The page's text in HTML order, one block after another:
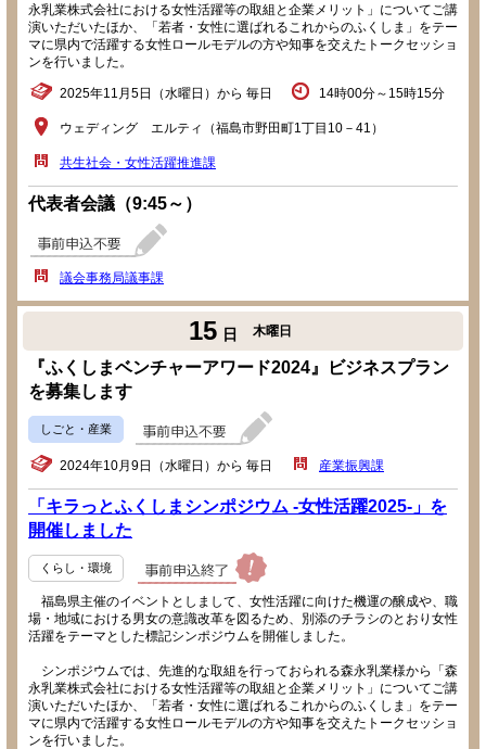
永乳業株式会社における女性活躍等の取組と企業メリット」についてご講
演いただいたほか、「若者・女性に選ばれるこれからのふくしま」をテー
マに県内で活躍する女性ロールモデルの方や知事を交えたトークセッショ
ンを行いました。
2025年11月5日（水曜日）から 毎日 14時00分～15時15分
ウェディング エルティ（福島市野田町1丁目10－41）
共生社会・女性活躍推進課
代表者会議（9:45～）
議会事務局議事課
15 日 木曜日
『ふくしまベンチャーアワード2024』ビジネスプラン
を募集します
しごと・産業
2024年10月9日（水曜日）から 毎日 産業振興課
「キラっとふくしまシンポジウム -女性活躍2025-」を
開催しました
くらし・環境
福島県主催のイベントとしまして、女性活躍に向けた機運の醸成や、職
場・地域における男女の意識改革を図るため、別添のチラシのとおり女性
活躍をテーマとした標記シンポジウムを開催しました。
シンポジウムでは、先進的な取組を行っておられる森永乳業様から「森
永乳業株式会社における女性活躍等の取組と企業メリット」についてご講
演いただいたほか、「若者・女性に選ばれるこれからのふくしま」をテー
マに県内で活躍する女性ロールモデルの方や知事を交えたトークセッショ
ンを行いました。